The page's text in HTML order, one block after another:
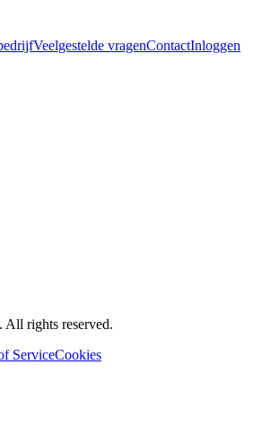
Veelgestelde vragenContactInloggen
All rights reserved.
ServiceCookies